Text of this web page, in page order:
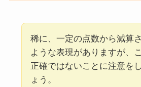
稀に、一定の点数から減算
ような表現がありますが、
正確ではないことに注意を
ょう。